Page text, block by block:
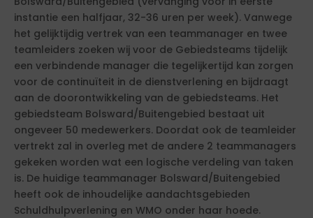
instantie een halfjaar, 32-36 uren per week). Vanwege
het gelijktijdig vertrek van een teammanager en twee
teamleiders zoeken wij voor de Gebiedsteams tijdelijk
een verbindende manager die tegelijkertijd kan zorgen
voor de continuïteit in de dienstverlening en bijdraagt
aan de doorontwikkeling van de gebiedsteams. Het
gebiedsteam Bolsward/Buitengebied bestaat uit
ongeveer 50 medewerkers. Doordat ook de teamleider
vertrekt zal in overleg met de andere 2 teammanagers
gekeken worden wat een logische verdeling van taken
is. De huidige teammanager Bolsward/Buitengebied
heeft ook de inhoudelijke aandachtsgebieden
Schuldhulpverlening en WMO onder haar hoede.